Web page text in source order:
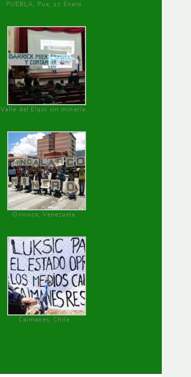
PUEBLA, Pue, 27 Enero
Valle del Elqui sin minería.
Orinoco, Venezuela
Caimanes, Chile